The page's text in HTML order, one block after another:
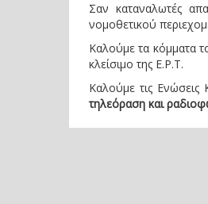
Σαν καταναλωτές
νομοθετικού
Καλούμε τα κόμματα
κλείσιμο της Ε.Ρ.Τ.
Καλούμε τις
τηλεόραση και